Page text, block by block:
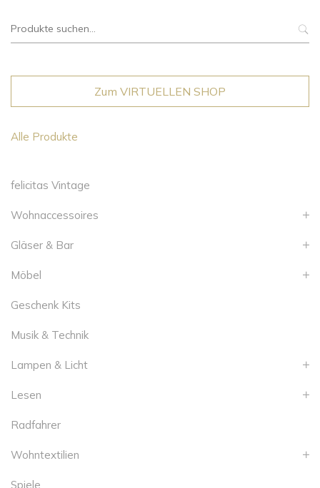
Suche
Zum VIRTUELLEN SHOP
Alle Produkte
felicitas Vintage
Wohnaccessoires
Gläser & Bar
Möbel
Geschenk Kits
Musik & Technik
Lampen & Licht
Lesen
Radfahrer
Wohntextilien
Spiele